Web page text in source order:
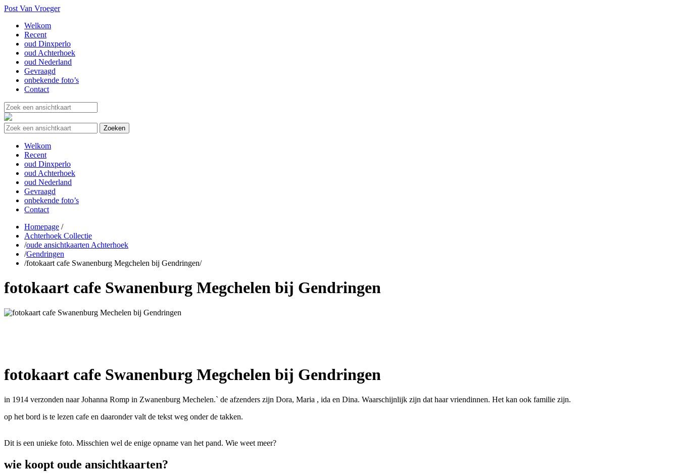
Post Van Vroeger
Welkom
Recent
oud Dinxperlo
oud Achterhoek
oud Nederland
Gevraagd
onbekende foto’s
Contact
Welkom
Recent
oud Dinxperlo
oud Achterhoek
oud Nederland
Gevraagd
onbekende foto’s
Contact
Homepage /
Achterhoek Collectie
/oude ansichtkaarten Achterhoek
/Gendringen
/fotokaart cafe Swanenburg Megchelen bij Gendringen/
fotokaart cafe Swanenburg Megchelen bij Gendringen
fotokaart cafe Swanenburg Megchelen bij Gendringen
in 1914 verzonden naar Johanna Romp in Zwanenburg Mechelen.` de afzenders zijn Dora, Maria , ida en Dina. Waarschijnlijk zijn dat haar vriendinnen. Het kan ook familie zijn.
op het bord is te lezen cafe en daaronder valt de tekst weg onder de takken.
Dit is een unieke foto. Misschien wel de enige opname van het pand. Wie weet meer?
wie koopt oude ansichtkaarten?